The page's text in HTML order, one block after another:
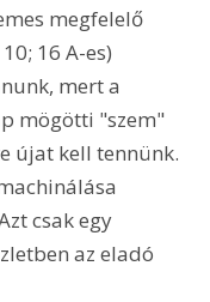
megfelelő
16 A-es)
mert a
mögötti "szem"
újat kell tennünk.
csak egy
az eladó